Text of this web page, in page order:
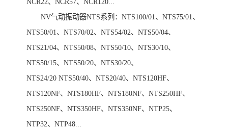
NCR22、NCR57、NCR120...
NV气动振动器NTS系列：NTS100/01、NTS75/01、
NTS50/01、NTS70/02、NTS54/02、NTS50/04、
NTS21/04、NTS50/08、NTS50/10、NTS30/10、
NTS50/15、NTS50/20、NTS30/20、
NTS24/20 NTS50/40、NTS20/40、NTS120HF、
NTS120NF、NTS180HF、NTS180NF、NTS250HF、
NTS250NF、NTS350HF、NTS350NF、NTP25、
NTP32、NTP48...